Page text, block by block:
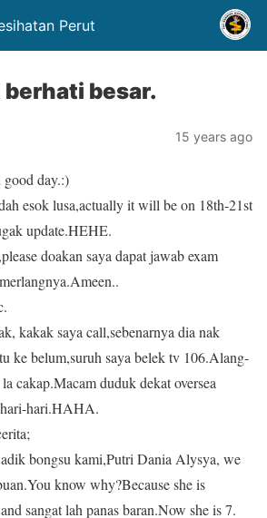
Perut
besar.
15 years ago
good day.:)
esok lusa,actually it will be on 18th-21st
update.HEHE.
doakan saya dapat jawab exam
kakak saya call,sebenarnya dia nak
ke belum,suruh saya belek tv 106.Alang-
cakap.Macam duduk dekat oversea
hari.HAHA.
bongsu kami,Putri Dania Alysya, we
know why?Because she is
sangat lah panas baran.Now she is 7.